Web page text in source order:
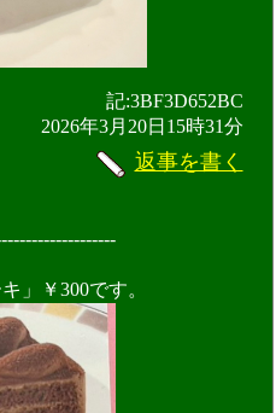
記:3BF3D652BC
2026年3月20日15時31分
返事を書く
」￥300です。